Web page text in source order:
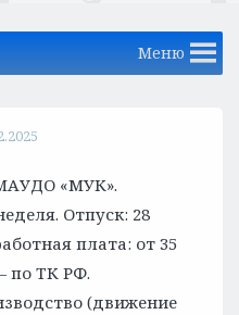
Меню
«МУК».
Отпуск: 28
плата: от 35
по ТК РФ.
(движение